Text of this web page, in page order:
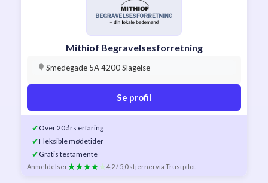
Mithiof Begravelsesforretning
Smedegade 5A 4200 Slagelse
Se profil
✔ Over 20 års erfaring
✔Fleksible mødetider
✔ Gratis testamente
Anmeldelser 4,2 / 5,0 stjernervia Trustpilot